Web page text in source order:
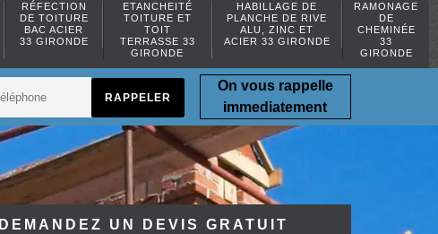
RÉFECTION
DE TOITURE
BAC ACIER
33 GIRONDE
ETANCHEITÉ
TOITURE ET
TOIT
TERRASSE 33
GIRONDE
HABILLAGE DE
PLANCHE DE RIVE
ALU, ZINC ET
ACIER 33 GIRONDE
RAMONAGE
DE
CHEMINÉE
33
GIRONDE
On vous rappelle
immediatement
DEMANDEZ UN DEVIS GRATUIT